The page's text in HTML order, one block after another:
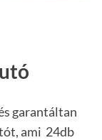
garantáltan
ami 24db